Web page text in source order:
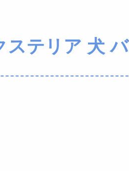
ステリア 犬 バ